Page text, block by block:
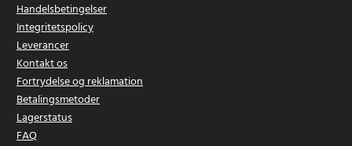
Handelsbetingelser
Integritetspolicy
Leverancer
Kontakt os
Fortrydelse og reklamation
Betalingsmetoder
Lagerstatus
FAQ